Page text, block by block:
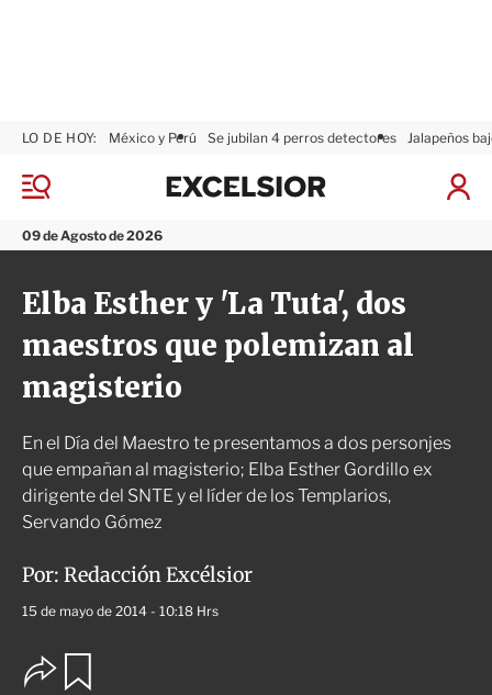
M
n
ú
09 de Agosto de 2026
LO DE HOY: México y Perú Se jubilan 4 perros detectores Jalapeños
I
x
l
i
o
r
Elba Esther y 'La Tuta', dos
maestros que polemizan al
magisterio
En el Día del Maestro te presentamos a dos personjes
que empañan al magisterio; Elba Esther Gordillo ex
dirigente del SNTE y el líder de los Templarios,
Servando Gómez
Por: Redacción Excélsior
15 de mayo de 2014 - 10:18 Hrs
O
p